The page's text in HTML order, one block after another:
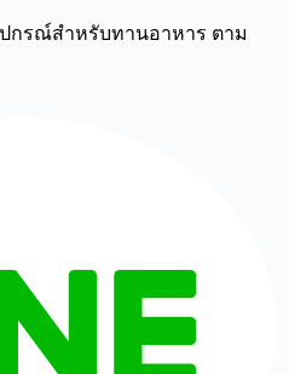
กรณ์สำหรับทานอาหาร ตาม